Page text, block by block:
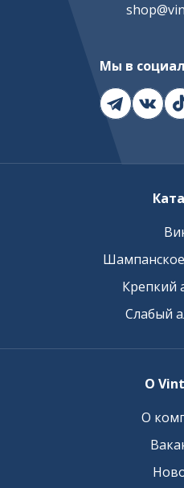
Мы в
Крепкий
Слабый
О
О